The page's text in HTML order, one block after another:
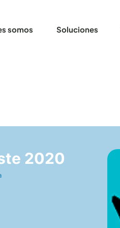
somos Soluciones
2020